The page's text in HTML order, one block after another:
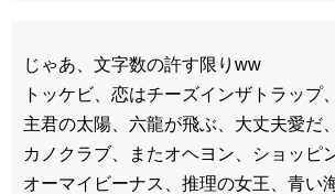
じゃあ、文字数の許す限りww
トッケビ、恋はチーズインザトラップ
主君の太陽、六龍が飛ぶ、大丈夫愛だ
カノクラブ、またオヘヨン、ショッピ
オーマイビーナス、推理の女王、青い